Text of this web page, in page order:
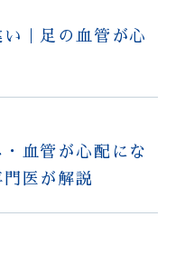
｜足の血管が心
血管が心配にな
医が解説